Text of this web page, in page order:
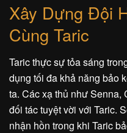
Xây Dựng Đội
Cùng Taric
Taric thực sự tỏa sáng
dụng tối đa khả năng bảo
ta. Các xạ thủ như Senna,
đối tác tuyệt vời với Taric.
nhận hồn trong khi Taric